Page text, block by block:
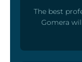
The best
Gomera